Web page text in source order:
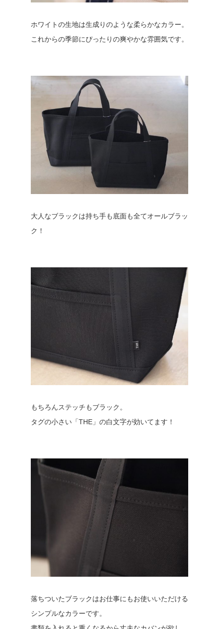
ホワイトの生地は生成りのような柔らかなカラー。
これからの季節にぴったりの爽やかな雰囲気です。
大人なブラックは持ち手も底面も全てオールブラッ
ク！
もちろんステッチもブラック。
タグの小さい「THE」の白文字が効いてます！
落ちついたブラックはお仕事にもお使いいただける
シンプルなカラーです。